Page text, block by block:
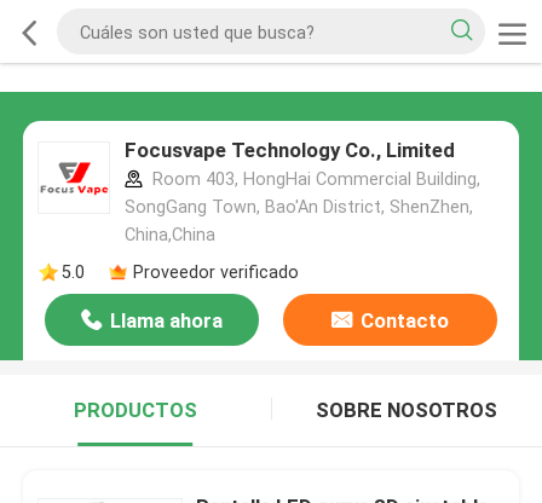
Focusvape Technology Co., Limited
Room 403, HongHai Commercial Building,
SongGang Town, Bao'An District, ShenZhen,
China,China
5.0
Proveedor verificado
Llama ahora Contacto
PRODUCTOS SOBRE NOSOTROS